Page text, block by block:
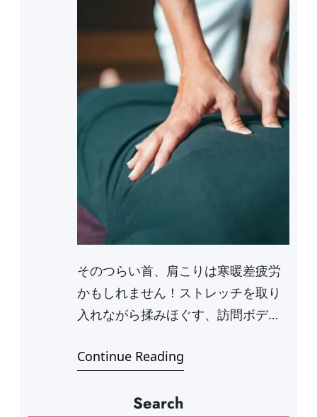
そのつらい首、肩こりは寒暖差疲労
かもしれません！ストレッチを取り
入れながら揉みほぐす、訪問ボディ
Continue Reading
Search